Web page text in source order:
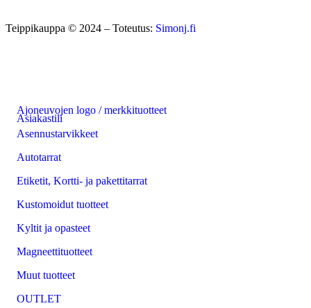
Teippikauppa © 2024 – Toteutus: Simonj.fi
Ajoneuvojen logo / merkkituotteet
Asennustarvikkeet
Autotarrat
Etiketit, Kortti- ja pakettitarrat
Kustomoidut tuotteet
Kyltit ja opasteet
Magneettituotteet
Muut tuotteet
OUTLET
Asiakastili